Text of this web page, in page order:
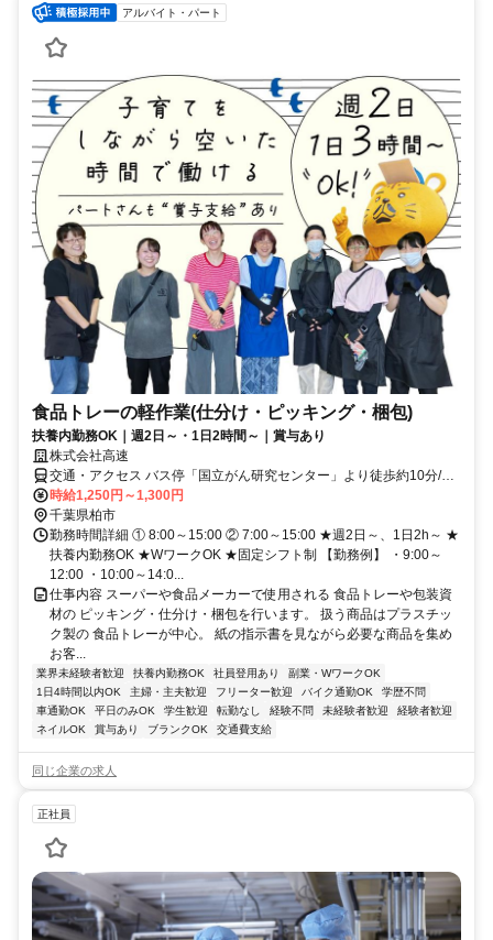
アルバイト・パート
食品トレーの軽作業(仕分け・ピッキング・梱包)
扶養内勤務OK｜週2日～・1日2時間～｜賞与あり
株式会社高速
交通・アクセス バス停「国立がん研究センター」より徒歩約10分/柏
の葉キャンパスからSGリアルティ柏までの直通バスあり/車通勤OK
時給1,250円～1,300円
千葉県柏市
勤務時間詳細 ① 8:00～15:00 ② 7:00～15:00 ★週2日～、1日2h～ ★
扶養内勤務OK ★WワークOK ★固定シフト制 【勤務例】 ・9:00～
12:00 ・10:00～14:0...
仕事内容 スーパーや食品メーカーで使用される 食品トレーや包装資
材の ピッキング・仕分け・梱包を行います。 扱う商品はプラスチッ
ク製の 食品トレーが中心。 紙の指示書を見ながら必要な商品を集め
お客...
業界未経験者歓迎 扶養内勤務OK 社員登用あり
副業・WワークOK
1日4時間以内OK
主婦・主夫歓迎 フリーター歓迎 バイク通勤OK
学歴不問
車通勤OK
平日のみOK 学生歓迎 転勤なし 経験不問 未経験者歓迎
経験者歓迎
ネイルOK
賞与あり ブランクOK 交通費支給
同じ企業の求人
正社員